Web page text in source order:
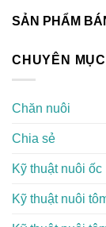
SẢN PHẨM
CHUYÊN MỤC
Chăn nuôi
Chia sẻ
Kỹ thuật nuôi ốc
Kỹ thuật nuôi